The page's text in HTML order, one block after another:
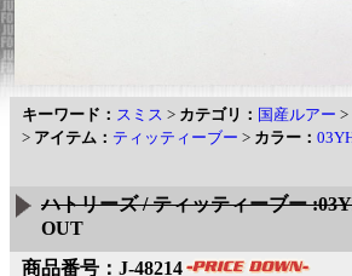
キーワード： スミス > カテゴリ： 国産ルアー >
> アイテム： ティッティーブー > カラー：
ハトリーズ / ティッティーブー
OUT
商品番号：J-48214